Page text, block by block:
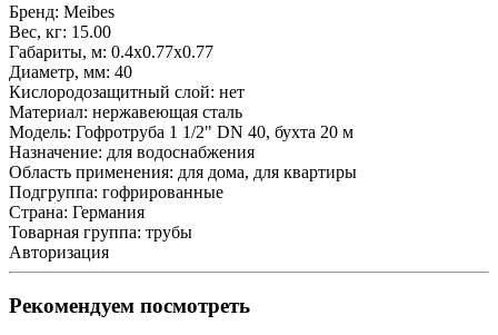
Бренд: Meibes
Вес, кг: 15.00
Габариты, м: 0.4x0.77x0.77
Диаметр, мм: 40
Кислородозащитный слой: нет
Материал: нержавеющая сталь
Модель: Гофротруба 1 1/2" DN 40, бухта 20 м
Назначение: для водоснабжения
Область применения: для дома, для квартиры
Подгруппа: гофрированные
Страна: Германия
Товарная группа: трубы
Авторизация
Рекомендуем посмотреть